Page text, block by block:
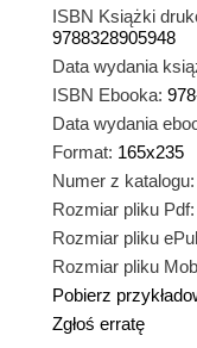
ISBN Książki
9788328905948
Data wydania
ISBN Ebooka:
Data wydania
Format: 165x235
Numer z katalogu:
Rozmiar pliku Pdf:
Rozmiar pliku
Rozmiar pliku
Pobierz
Zgłoś erratę